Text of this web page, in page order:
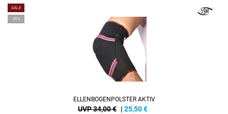
SALE
-25%
ELLENBOGENPOLSTER AKTIV
UVP 34,00 € | 25,50€